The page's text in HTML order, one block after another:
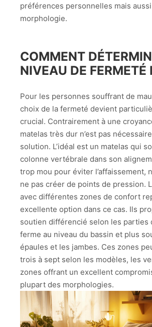
préférences personnelles mais
morphologie.
COMMENT
NIVEAU DE FERMETÉ
Pour les personnes souffrant de
choix de la fermeté devient
crucial. Contrairement à une
matelas très dur n’est pas
solution. L’idéal est un matelas qui
colonne vertébrale dans son
trop mou pour éviter l’affaissement,
ne pas créer de points de pression.
avec différentes zones de confort
excellente option dans ce cas. Ils
soutien différencié selon les parties
ferme au niveau du bassin et plus
épaules et les jambes. Ces zones
trois à sept selon les modèles, les
zones offrant un excellent
plupart des morphologies.